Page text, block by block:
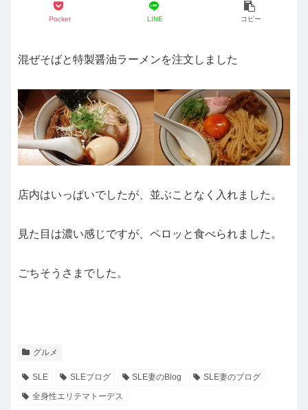
Pocket LINE コピー
混ぜそばと特製醤油ラーメンを注文しました
店内はいっぱいでしたが、並ぶことなく入れました。
見た目は濃い感じですが、ペロッと食べられました。
ごちそうさまでした。
グルメ
SLE SLEブログ SLE妻のBlog
SLE妻のブログ
全身性エリテマトーデス